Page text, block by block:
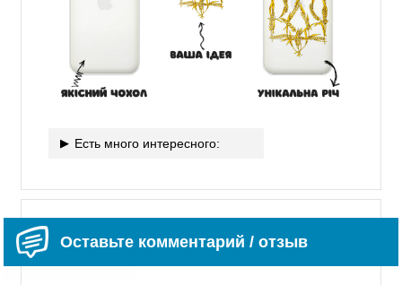
Есть много интересного:
Оставьте комментарий / отзыв